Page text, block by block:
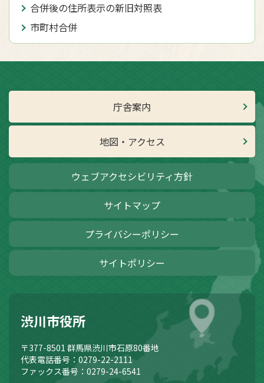
合併後の住所表示の新旧対照表
市町村合併
庁舎案内
地図・アクセス
ウェブアクセシビリティ方針
サイトマップ
プライバシーポリシー
サイトポリシー
渋川市役所
〒377-8501 群馬県渋川市石原80番地
代表電話番号：0279-22-2111
ファックス番号：0279-24-6541